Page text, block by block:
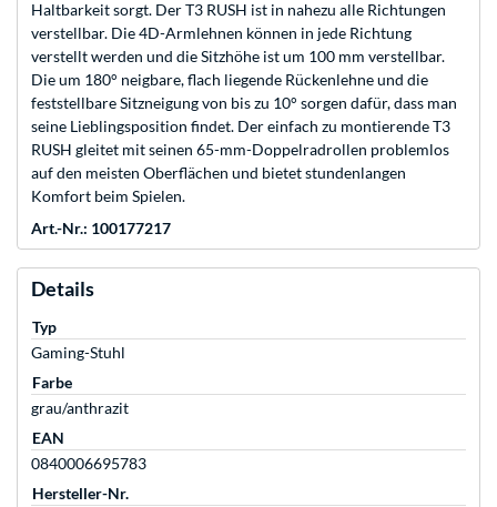
Haltbarkeit sorgt. Der T3 RUSH ist in nahezu alle Richtungen
verstellbar. Die 4D-Armlehnen können in jede Richtung
verstellt werden und die Sitzhöhe ist um 100 mm verstellbar.
Die um 180° neigbare, flach liegende Rückenlehne und die
feststellbare Sitzneigung von bis zu 10° sorgen dafür, dass man
seine Lieblingsposition findet. Der einfach zu montierende T3
RUSH gleitet mit seinen 65-mm-Doppelradrollen problemlos
auf den meisten Oberflächen und bietet stundenlangen
Komfort beim Spielen.
Art.-Nr.: 100177217
Details
Typ
Gaming-Stuhl
Farbe
grau/anthrazit
EAN
0840006695783
Hersteller-Nr.